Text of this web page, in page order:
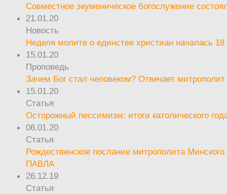
Совместное экуменическое богослужение
21.01.20
Новость
Неделя молитв о единстве христиан началась 18
15.01.20
Проповедь
Зачем Бог стал человеком? Отвечает
15.01.20
Статья
Осторожный пессимизм: итоги католического
06.01.20
Статья
Рождественское послание митрополита Минского
ПАВЛА
26.12.19
Статья